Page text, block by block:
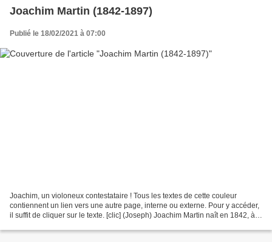
Joachim Martin (1842-1897)
Publié le 18/02/2021 à 07:00
Joachim, un violoneux contestataire ! Tous les textes de cette couleur
contiennent un lien vers une autre page, interne ou externe. Pour y accéder,
il suffit de cliquer sur le texte. [clic] (Joseph) Joachim Martin naît en 1842, à